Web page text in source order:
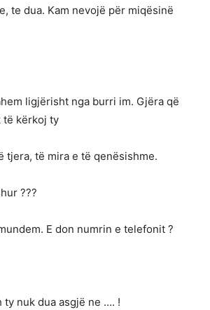
te dua. Kam nevojë për miqësinë
ligjërisht nga burri im. Gjëra që
të kërkoj ty
tjera, të mira e të qenësishme.
???
E don numrin e telefonit ?
ty nuk dua asgjë ne …. !